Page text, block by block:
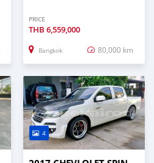
PRICE
THB 6,559,000
Bangkok 80,000 km
4